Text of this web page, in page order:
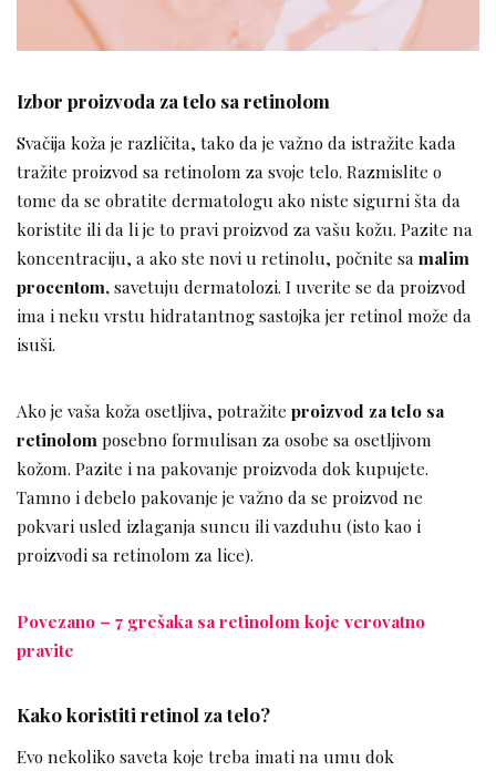
Izbor proizvoda za telo sa retinolom
Svačija koža je različita, tako da je važno da istražite kada
tražite proizvod sa retinolom za svoje telo. Razmislite o
tome da se obratite dermatologu ako niste sigurni šta da
koristite ili da li je to pravi proizvod za vašu kožu. Pazite na
koncentraciju, a ako ste novi u retinolu, počnite sa malim
procentom,savetuju dermatolozi. I uverite se da proizvod
ima i neku vrstu hidratantnog sastojka jer retinol može da
isuši.
Ako je vaša koža osetljiva, potražite proizvod za telo sa
retinolom posebno formulisan za osobe sa osetljivom
kožom. Pazite i na pakovanje proizvoda dok kupujete.
Tamno i debelo pakovanje je važno da se proizvod ne
pokvari usled izlaganja suncu ili vazduhu (isto kao i
proizvodi sa retinolom za lice).
Povezano – 7 grešaka sa retinolom koje verovatno
pravite
Kako koristiti retinol za telo?
Evo nekoliko saveta koje treba imati na umu dok